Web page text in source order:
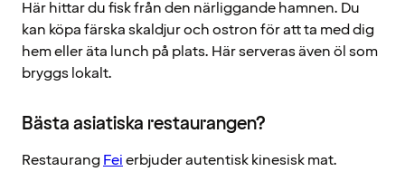
Här hittar du fisk från den närliggande hamnen. Du
kan köpa färska skaldjur och ostron för att ta med dig
hem eller äta lunch på plats. Här serveras även öl som
bryggs lokalt.
Bästa asiatiska restaurangen?
Restaurang Feierbjuder autentisk kinesisk mat.